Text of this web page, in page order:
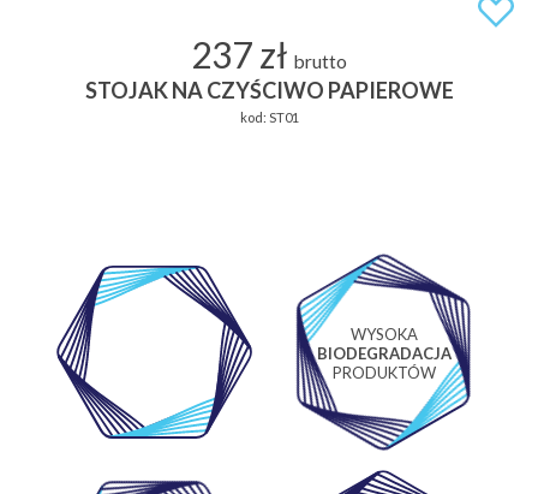
237 zł brutto
STOJAK NA CZYŚCIWO PAPIEROWE
kod: ST01
WYSOKA
BIODEGRADACJA
PRODUKTÓW